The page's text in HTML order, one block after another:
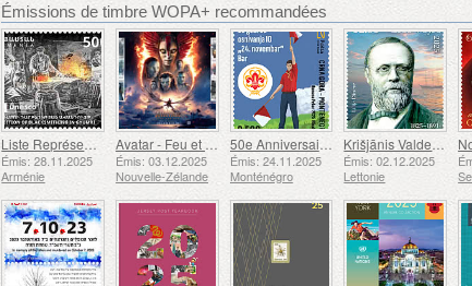
Émissions de timbre WOPA+ recommandées
Liste Représentative du Patrimoine Culturel Immatériel de l'humanité de l'UNESCO - Tradition de la Forge à Gyumri
Émis: 28.11.2025
Arménie
Avatar - Feu et Cendres
Émis: 03.12.2025
Nouvelle-Zélande
50e Anniversaire de la Fondation du Bar Scout du 24 Novembre
Émis: 24.11.2025
Monténégro
Krišjānis Valdemārs
Émis: 02.12.2025
Lettonie